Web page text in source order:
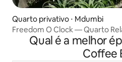
Quarto privativo ⋅ Mdumbi
Freedom O Clock — Quarto
Qual é a melhor
Coffee